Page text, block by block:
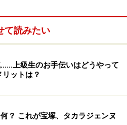
したそうです。
演は『ドンブラコ』『浮れ達
した。
を五線譜に採譜するなど洋楽
作曲の歌劇。
て読みたい
上級生のお手伝いはどうやって
ットは？
？ これが宝塚、タカラジェンヌ